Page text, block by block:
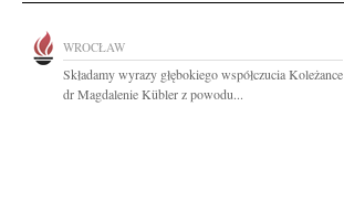
WROCŁAW
Składamy wyrazy głębokiego współczucia Koleżance
dr Magdalenie Kübler z powodu...